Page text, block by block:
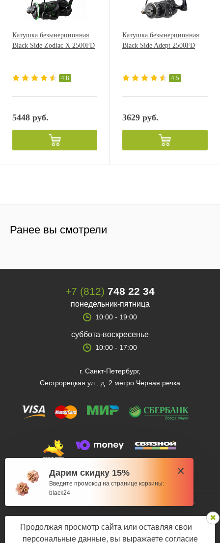
Катушка безынерционная
Black Side Zodiac X 2500FD
4.8
5448 руб.
Катушка безынерционная
Black Side Adept 2500FD
4.5
3629 руб.
Дарим скидку 15%
Введите промокод на странице корзины:
black24
Ранее вы смотрели
+7 (812) 748 22 34
понедельник-пятница
10:00 - 19:00
суббота-воскресенье
10:00 - 17:00
г. Санкт-Петербург,
Сестрорецкая ул., д. 2 метро Черная речка
© 2012 — 2026 Fishman-market.ru, Все права защищены.
Мы в соцсетях:
Продолжая просмотр сайта или оставляя свои
персональные данные, вы выражаете согласие